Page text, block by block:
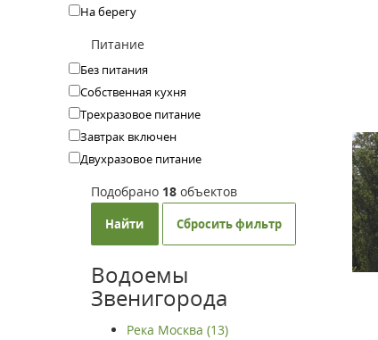
На берегу
Питание
Без питания
Собственная кухня
Трехразовое питание
Завтрак включен
Двухразовое питание
Подобрано 18 объектов
Найти Сбросить фильтр
Водоемы
Звенигорода
Река Москва (13)